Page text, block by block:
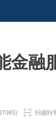
金融
扫描到